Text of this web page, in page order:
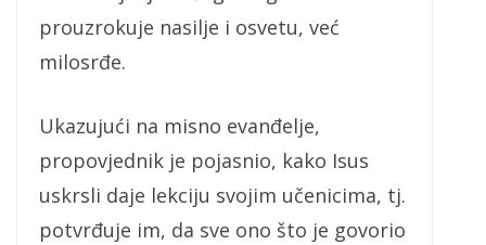
prouzrokuje nasilje i osvetu, već
milosrđe.
Ukazujući na misno evanđelje,
propovjednik je pojasnio, kako Isus
uskrsli daje lekciju svojim učenicima, tj.
potvrđuje im, da sve ono što je govorio